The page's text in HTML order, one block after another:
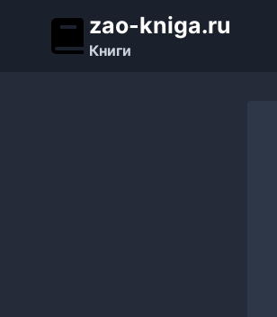
содержимому
zao-kniga.ru
Книги